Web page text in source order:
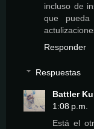
incluso de
que
Responder
Respuestas
Battler
1:08 p.m.
Está el